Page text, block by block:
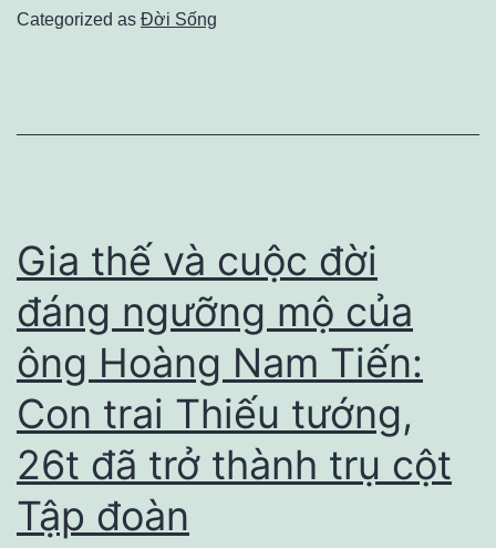
Categorized as Đời Sống
Gia thế và cuộc đời
đáng ngưỡng mộ của
ông Hoàng Nam Tiến:
Con trai Thiếu tướng,
26t đã trở thành trụ cột
Tập đoàn